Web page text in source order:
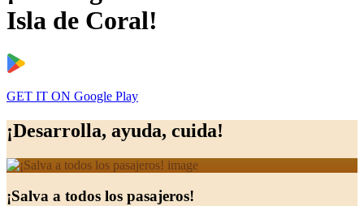
Isla de Coral!
GET IT ON Google Play
¡Desarrolla, ayuda, cuida!
¡Salva a todos los pasajeros!